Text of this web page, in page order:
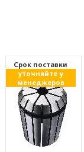
Cрок поставки
уточняйте у
менеджеров